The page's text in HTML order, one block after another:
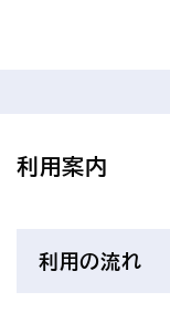
利用案内
利用の流れ